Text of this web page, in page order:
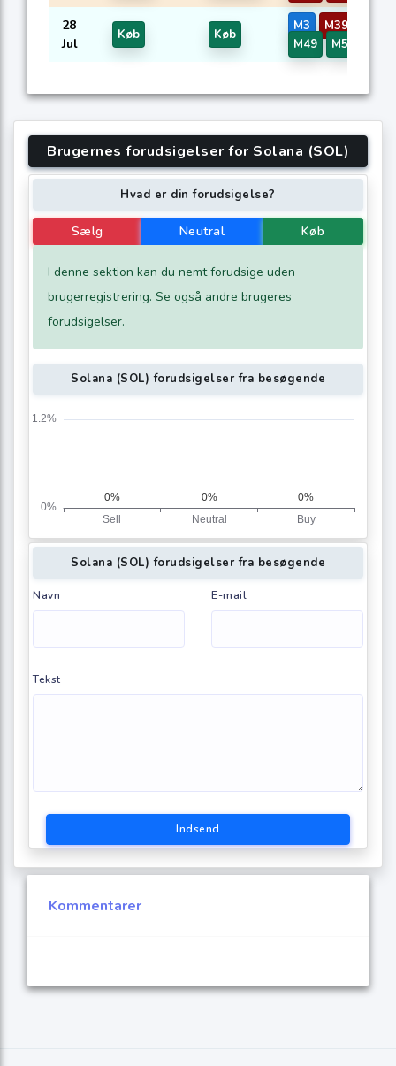
28
Jul
Køb Køb
M3 M39
M49
M50
Brugernes forudsigelser for Solana (SOL)
Hvad er din forudsigelse?
Sælg Neutral Køb
I denne sektion kan du nemt forudsige uden
brugerregistrering. Se også andre brugeres
forudsigelser.
Solana (SOL) forudsigelser fra besøgende
Solana (SOL) forudsigelser fra besøgende
Navn E-mail
Tekst
Indsend
Kommentarer